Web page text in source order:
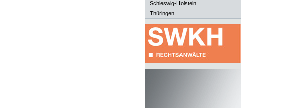
Schleswig-Holstein
Thüringen